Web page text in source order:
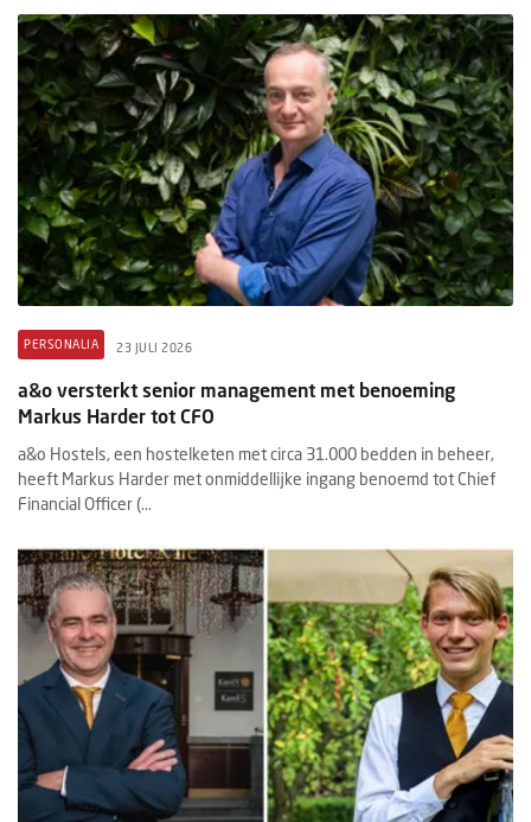
PERSONALIA 23 JULI 2026
a&o versterkt senior management met benoeming
Markus Harder tot CFO
a&o Hostels, een hostelketen met circa 31.000 bedden in beheer,
heeft Markus Harder met onmiddellijke ingang benoemd tot Chief
Financial Officer (...